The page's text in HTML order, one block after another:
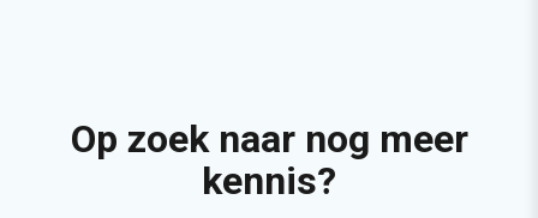
Op zoek naar nog meer
kennis?